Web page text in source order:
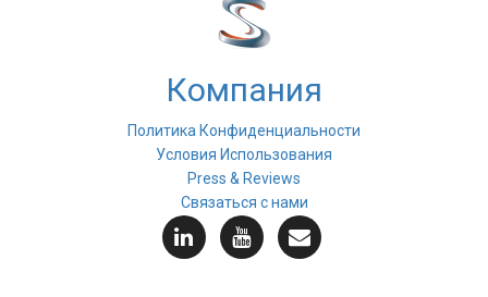
Компания
Политика Конфиденциальности
Условия Использования
Press & Reviews
Связаться с нами